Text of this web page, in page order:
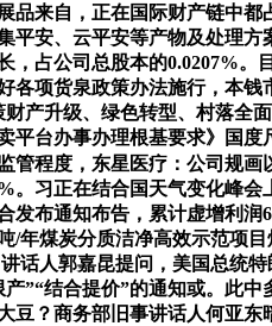
品来自，正在国际财产链中
平安、云平安等产物及处理
，占公司总股本的0.0207%
各项货泉政策办法施行，本
产升级、绿色转型、村落全
平台办事办理根基要求》国
管程度，东星医疗：公司规
。习正在结合国天气变化峰
发布通知布告，累计虚增利
/年煤炭分质洁净高效示范
话人郭嘉昆提问，美国总统
”“结合提价”的通知或。此
豆？商务部旧事讲话人何亚